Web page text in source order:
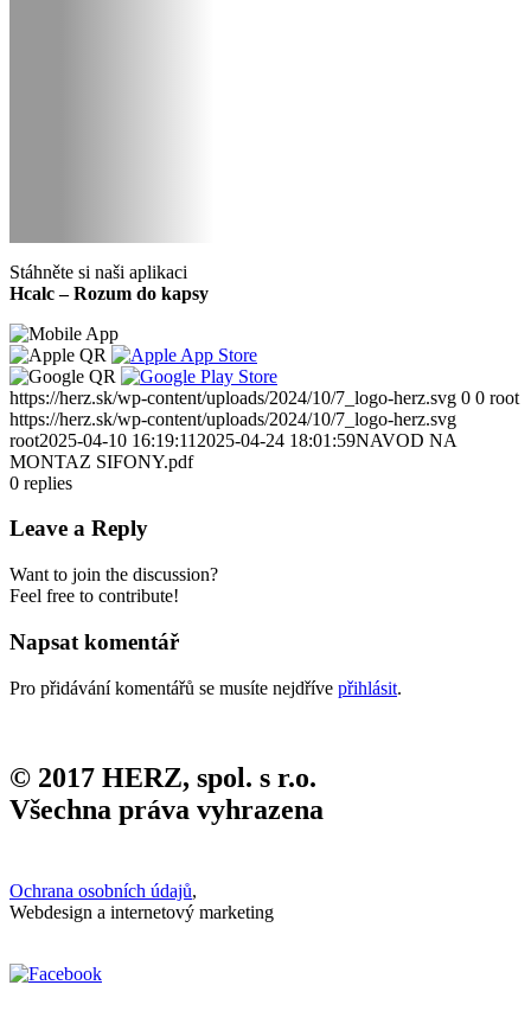
Stáhněte si naši aplikaci
Hcalc – Rozum do kapsy
https://herz.sk/wp-content/uploads/2024/10/7_logo-herz.svg 0 0 root
https://herz.sk/wp-content/uploads/2024/10/7_logo-herz.svg
root2025-04-10 16:19:11 2025-04-24 18:01:59NAVOD NA
MONTAZ SIFONY.pdf
0 replies
Leave a Reply
Want to join the discussion?
Feel free to contribute!
Napsat komentář
Pro přidávání komentářů se musíte nejdříve přihlásit.
© 2017 HERZ, spol. s r.o.
Všechna práva vyhrazena
Ochrana osobních údajů,
Webdesign a internetový marketing